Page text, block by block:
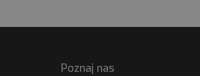
Poznaj nas